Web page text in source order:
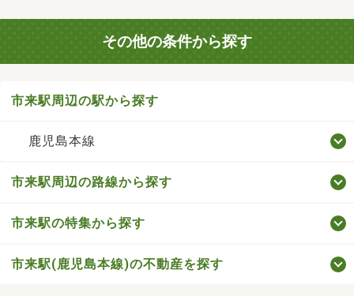
その他の条件から探す
市来駅周辺の駅から探す
鹿児島本線
市来駅周辺の路線から探す
市来駅の特集から探す
市来駅(鹿児島本線)の不動産を探す